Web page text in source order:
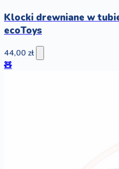
Klocki drewniane w
ecoToys
44,00 zł
🧸